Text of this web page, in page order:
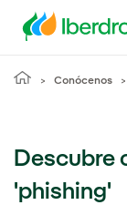
Conócenos
Descubre
'phishing'